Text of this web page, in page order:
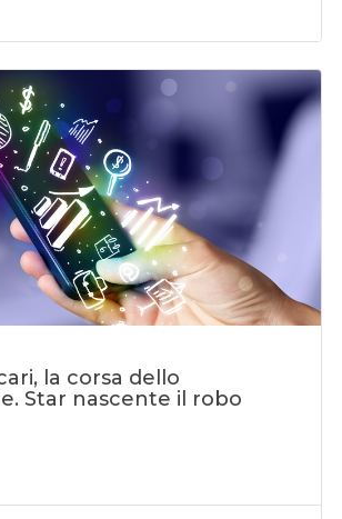
la corsa dello
Star nascente il robo